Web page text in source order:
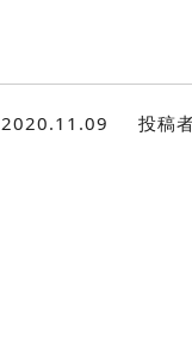
2020.11.09 投稿